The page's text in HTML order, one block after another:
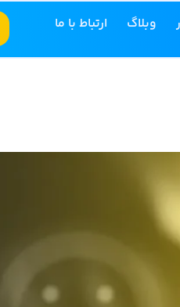
وبلاگ ارتباط با ما